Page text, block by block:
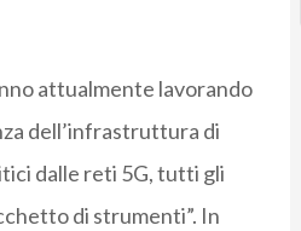
attualmente lavorando
dell’infrastruttura di
dalle reti 5G, tutti gli
di strumenti”. In